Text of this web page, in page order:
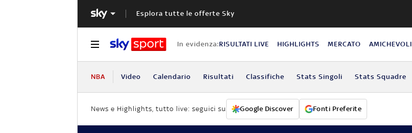
Esplora tutte le offerte Sky
In evidenza:RISULTATI LIVE HIGHLIGHTS MERCATO AMICHEVOLI
NBA Video Calendario Risultati Classifiche Stats Singoli Stats Squadre
News e Highlights, tutto live: seguici su Google Discover Fonti Preferite